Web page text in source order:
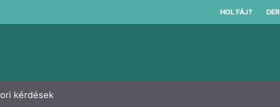
HOL FÁJ?
kérdések